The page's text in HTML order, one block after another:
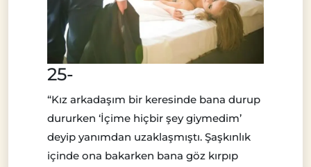
25-
“Kız arkadaşım bir keresinde bana durup
dururken ‘İçime hiçbir şey giymedim’
deyip yanımdan uzaklaşmıştı. Şaşkınlık
içinde ona bakarken bana göz kırpıp